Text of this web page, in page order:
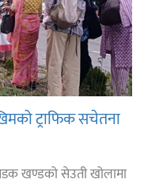
ट्राफिक सचेतना
खण्डको सेउती खोलामा